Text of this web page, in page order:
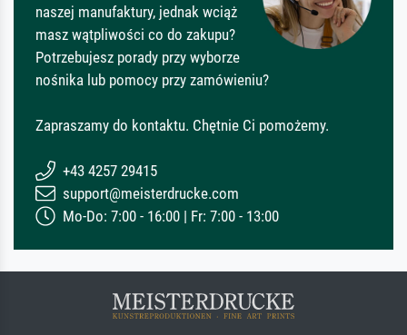
naszej manufaktury, jednak wciąż
masz wątpliwości co do zakupu?
Potrzebujesz porady przy wyborze
nośnika lub pomocy przy zamówieniu?
Zapraszamy do kontaktu. Chętnie Ci pomożemy.
+43 4257 29415
support@meisterdrucke.com
Mo-Do: 7:00 - 16:00 | Fr: 7:00 - 13:00